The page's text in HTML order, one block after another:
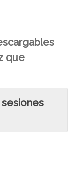
que